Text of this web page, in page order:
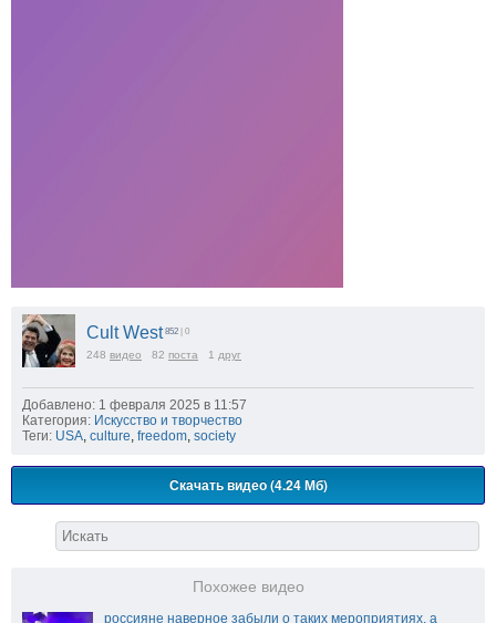
Cult West 852 | 0
248 видео 82 поста 1 друг
Добавлено: 1 февраля 2025 в 11:57
Категория: Искусство и творчество
Теги: USA culture freedom society
Скачать видео (4.24 Мб)
Похожее видео
россияне наверное забыли о таких мероприятиях, а